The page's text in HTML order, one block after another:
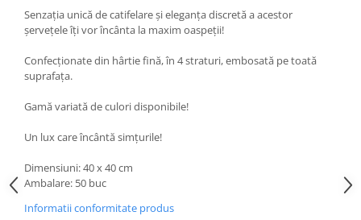
Senzația unică de catifelare și eleganța discretă a acestor
șervețele îți vor încânta la maxim oaspeții!
Confecționate din hârtie fină, în 4 straturi, embosată pe toată
suprafața.
Gamă variată de culori disponibile!
Un lux care încântă simțurile!
Dimensiuni: 40 x 40 cm
Ambalare: 50 buc
Informatii conformitate produs